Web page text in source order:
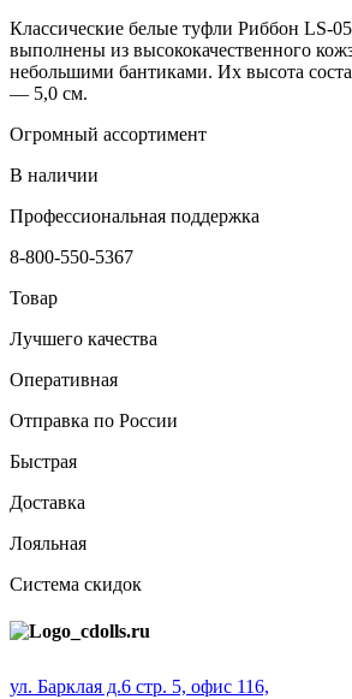
Классические белые туфли Риббон LS-
выполнены из высококачественного
небольшими бантиками. Их высота
— 5,0 см.
Огромный ассортимент
В наличии
Профессиональная поддержка
8-800-550-5367
Товар
Лучшего качества
Оперативная
Отправка по России
Быстрая
Доставка
Лояльная
Система скидок
ул. Барклая д.6 стр. 5, офис 116,